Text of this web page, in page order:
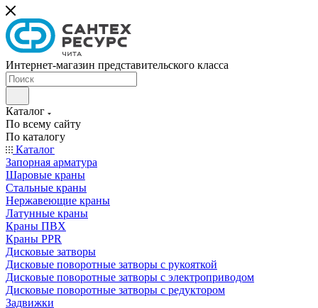
Интернет-магазин представительского класса
Каталог
По всему сайту
По каталогу
Каталог
Запорная арматура
Шаровые краны
Стальные краны
Нержавеющие краны
Латунные краны
Краны ПВХ
Краны PPR
Дисковые затворы
Дисковые поворотные затворы с рукояткой
Дисковые поворотные затворы с электроприводом
Дисковые поворотные затворы с редуктором
Задвижки